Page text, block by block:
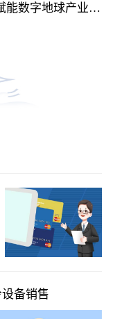
能数字地球产业发
备销售